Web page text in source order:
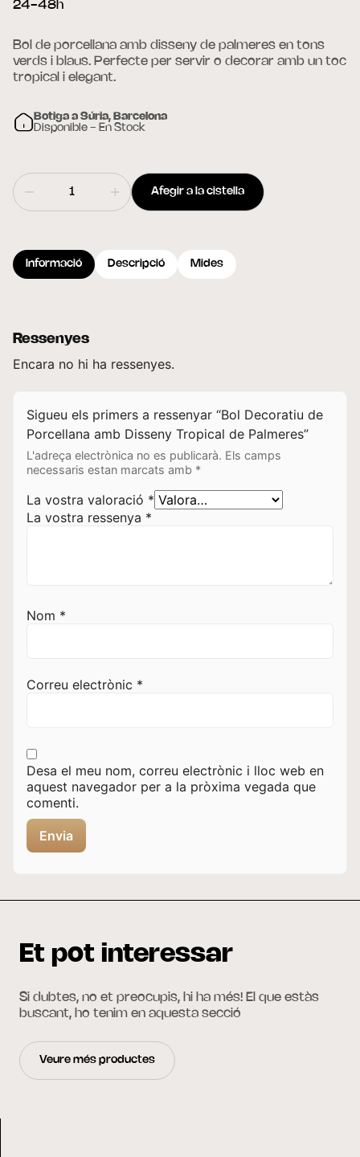
24-48h
Bol de porcellana amb disseny de palmeres en tons
verds i blaus. Perfecte per servir o decorar amb un toc
tropical i elegant.
Botiga a Súria, Barcelona
Disponible - En Stock
Afegir a la cistella
Informació Descripció Mides
Ressenyes
Encara no hi ha ressenyes.
Sigueu els primers a ressenyar “Bol Decoratiu de
Porcellana amb Disseny Tropical de Palmeres”
L'adreça electrònica no es publicarà. Els camps
necessaris estan marcats amb *
La vostra valoració *
La vostra ressenya *
Nom *
Correu electrònic *
Desa el meu nom, correu electrònic i lloc web en
aquest navegador per a la pròxima vegada que
comenti.
Et pot interessar
Si dubtes, no et preocupis, hi ha més! El que estàs
buscant, ho tenim en aquesta secció
Veure més productes